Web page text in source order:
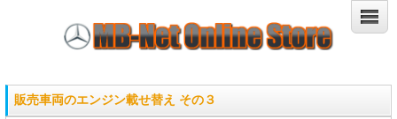
販売車両のエンジン載せ替え その３